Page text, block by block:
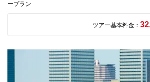
ープラン
ツアー基本料金：